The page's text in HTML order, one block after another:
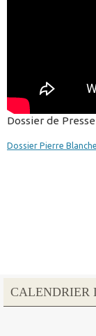
Dossier de Presse
Dossier Pierre
CALENDRIER